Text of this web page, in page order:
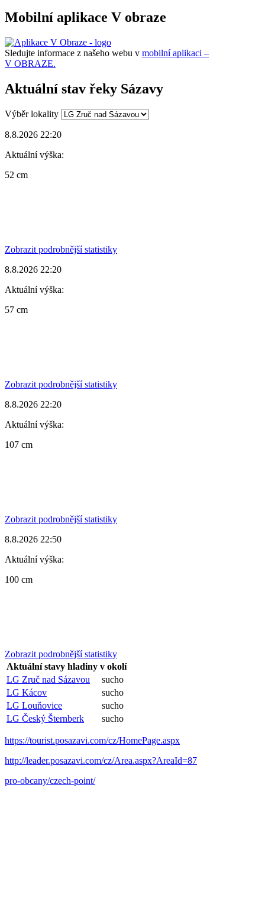
Mobilní aplikace V obraze
Sledujte informace z našeho webu v mobilní aplikaci –
V OBRAZE.
Aktuální stav řeky Sázavy
Výběr lokality
8.8.2026 22:20
Aktuální výška:
52 cm
Zobrazit podrobnější statistiky
8.8.2026 22:20
Aktuální výška:
57 cm
Zobrazit podrobnější statistiky
8.8.2026 22:20
Aktuální výška:
107 cm
Zobrazit podrobnější statistiky
8.8.2026 22:50
Aktuální výška:
100 cm
Zobrazit podrobnější statistiky
Aktuální stavy hladiny v okolí
LG Zruč nad Sázavou
sucho
LG Kácov
sucho
LG Louňovice
sucho
LG Český Šternberk
sucho
https://tourist.posazavi.com/cz/HomePage.aspx
http://leader.posazavi.com/cz/Area.aspx?AreaId=87
pro-obcany/czech-point/